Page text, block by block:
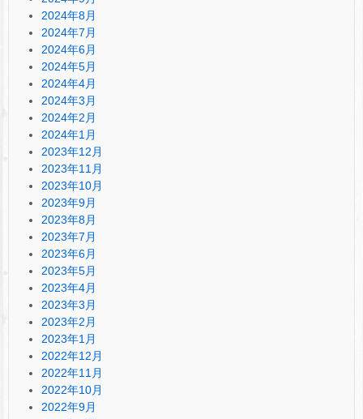
2024年8月
2024年7月
2024年6月
2024年5月
2024年4月
2024年3月
2024年2月
2024年1月
2023年12月
2023年11月
2023年10月
2023年9月
2023年8月
2023年7月
2023年6月
2023年5月
2023年4月
2023年3月
2023年2月
2023年1月
2022年12月
2022年11月
2022年10月
2022年9月